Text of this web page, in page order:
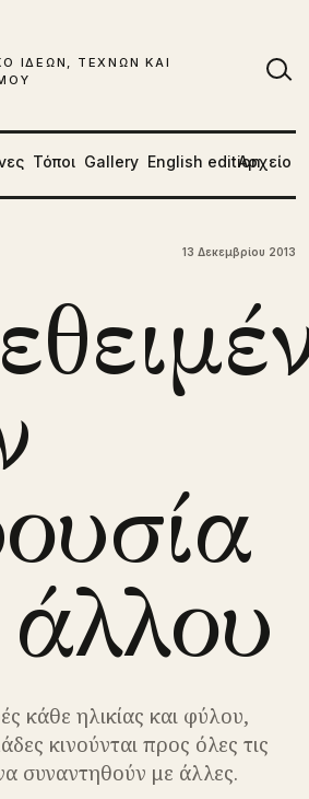
ΙΔΕΩΝ, ΤΕΧΝΩΝ ΚΑΙ
Τόποι Gallery English editionΑρχείο
13 Δεκεμβρίου 2013
κάθε ηλικίας και φύλου,
κινούνται προς όλες τις
συναντηθούν με άλλες.